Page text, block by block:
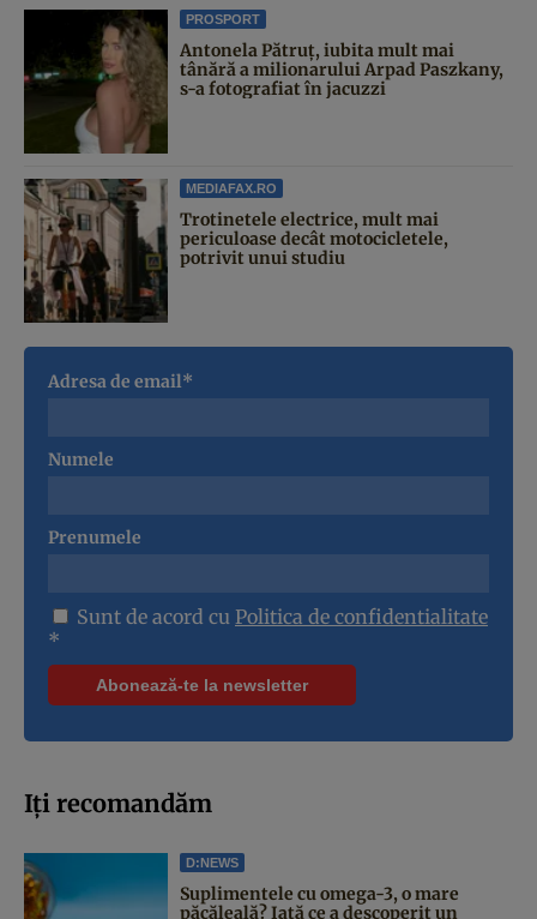
PROSPORT
Antonela Pătruț, iubita mult mai
tânără a milionarului Arpad Paszkany,
s-a fotografiat în jacuzzi
MEDIAFAX.RO
Trotinetele electrice, mult mai
periculoase decât motocicletele,
potrivit unui studiu
Adresa de email*
Numele
Prenumele
Sunt de acord cu Politica de confidentialitate
*
Iți recomandăm
D:NEWS
Suplimentele cu omega-3, o mare
păcăleală? Iată ce a descoperit un